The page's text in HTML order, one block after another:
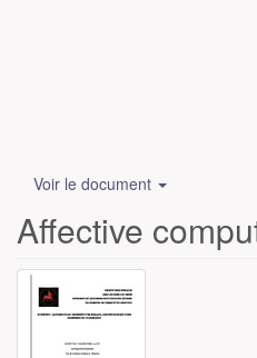
Voir le document
Affective